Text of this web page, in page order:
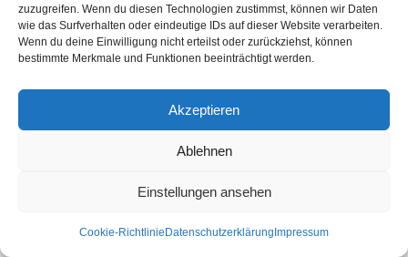
zuzugreifen. Wenn du diesen Technologien zustimmst, können wir Daten
wie das Surfverhalten oder eindeutige IDs auf dieser Website verarbeiten.
Wenn du deine Einwilligung nicht erteilst oder zurückziehst, können
bestimmte Merkmale und Funktionen beeinträchtigt werden.
Akzeptieren
Ablehnen
Einstellungen ansehen
Cookie-Richtlinie Datenschutzerklärung Impressum
HAMM (Öztürk) Hamm Büyükşehir Belediye Başkanı Thomas Hunsteger
Petermann, bu sene bayram namazında Yunus Emre Cami cemaatiyle birlikte
Datenschutzerklärung
Impressum